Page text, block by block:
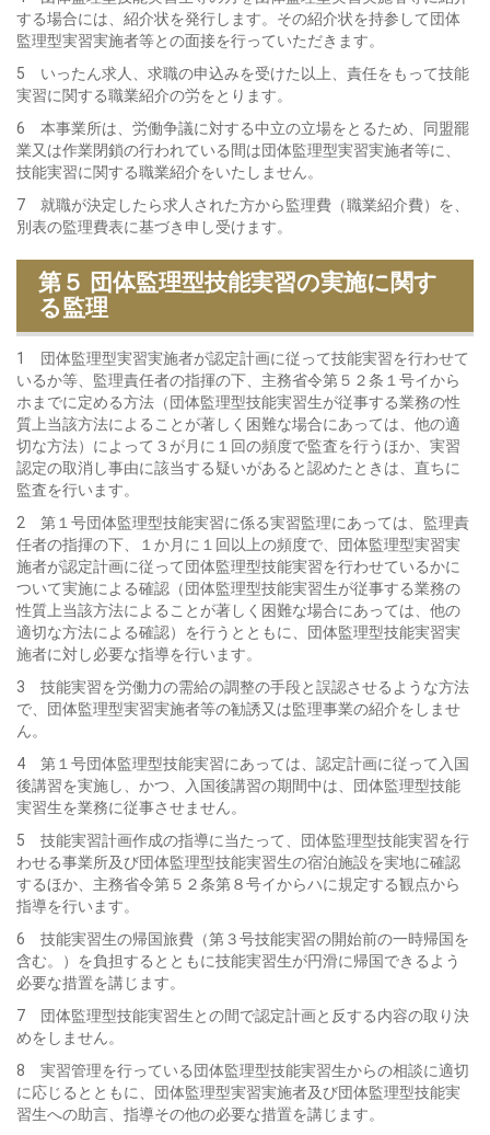
する場合には、紹介状を発行します。その紹介状を持参して団体
監理型実習実施者等との面接を行っていただきます。
5 いったん求人、求職の申込みを受けた以上、責任をもって技能
実習に関する職業紹介の労をとります。
6 本事業所は、労働争議に対する中立の立場をとるため、同盟罷
業又は作業閉鎖の行われている間は団体監理型実習実施者等に、
技能実習に関する職業紹介をいたしません。
7 就職が決定したら求人された方から監理費（職業紹介費）を、
別表の監理費表に基づき申し受けます。
第５ 団体監理型技能実習の実施に関す
る監理
1 団体監理型実習実施者が認定計画に従って技能実習を行わせて
いるか等、監理責任者の指揮の下、主務省令第５２条１号イから
ホまでに定める方法（団体監理型技能実習生が従事する業務の性
質上当該方法によることが著しく困難な場合にあっては、他の適
切な方法）によって３が月に１回の頻度で監査を行うほか、実習
認定の取消し事由に該当する疑いがあると認めたときは、直ちに
監査を行います。
2 第１号団体監理型技能実習に係る実習監理にあっては、監理責
任者の指揮の下、１か月に１回以上の頻度で、団体監理型実習実
施者が認定計画に従って団体監理型技能実習を行わせているかに
ついて実施による確認（団体監理型技能実習生が従事する業務の
性質上当該方法によることが著しく困難な場合にあっては、他の
適切な方法による確認）を行うとともに、団体監理型技能実習実
施者に対し必要な指導を行います。
3 技能実習を労働力の需給の調整の手段と誤認させるような方法
で、団体監理型実習実施者等の勧誘又は監理事業の紹介をしませ
ん。
4 第１号団体監理型技能実習にあっては、認定計画に従って入国
後講習を実施し、かつ、入国後講習の期間中は、団体監理型技能
実習生を業務に従事させません。
5 技能実習計画作成の指導に当たって、団体監理型技能実習を行
わせる事業所及び団体監理型技能実習生の宿泊施設を実地に確認
するほか、主務省令第５２条第８号イからハに規定する観点から
指導を行います。
6 技能実習生の帰国旅費（第３号技能実習の開始前の一時帰国を
含む。）を負担するとともに技能実習生が円滑に帰国できるよう
必要な措置を講じます。
7 団体監理型技能実習生との間で認定計画と反する内容の取り決
めをしません。
8 実習管理を行っている団体監理型技能実習生からの相談に適切
に応じるとともに、団体監理型実習実施者及び団体監理型技能実
習生への助言、指導その他の必要な措置を講じます。